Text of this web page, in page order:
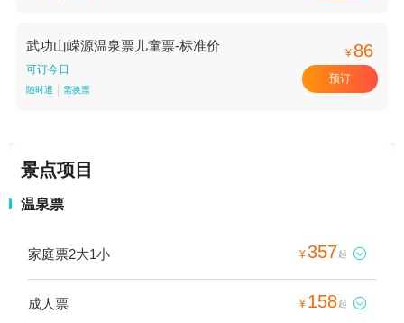
武功山嵘源温泉票儿童票-标准价
可订今日
随时退 需换票
¥ 86
预订
景点项目
温泉票
家庭票2大1小 ¥357起 
成人票 ¥ 158起 